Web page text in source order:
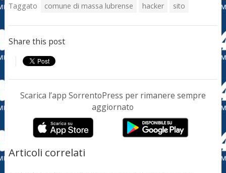
Taggato comune di massa lubrense hacker sito
Share this post
Scarica l’app SorrentoPress per rimanere sempre
aggiornato
Articoli correlati